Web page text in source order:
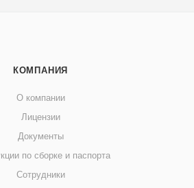
КОМПАНИЯ
О компании
Лицензии
Документы
по сборке и паспорта
Сотрудники